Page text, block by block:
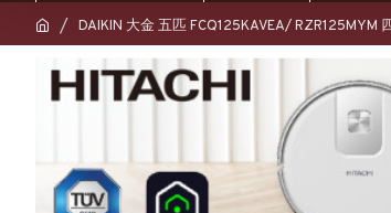
DAIKIN 大金 五匹 FCQ125KAVEA/